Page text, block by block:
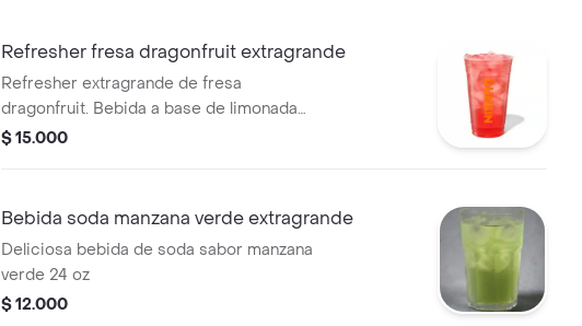
Refresher fresa dragonfruit extragrande
Refresher extragrande de fresa
dragonfruit. Bebida a base de limonada
con té verde, vitaminas B3, B5, B6, B12 y
$ 15.000
Bebida soda manzana verde extragrande
Deliciosa bebida de soda sabor manzana
verde 24 oz
$ 12.000